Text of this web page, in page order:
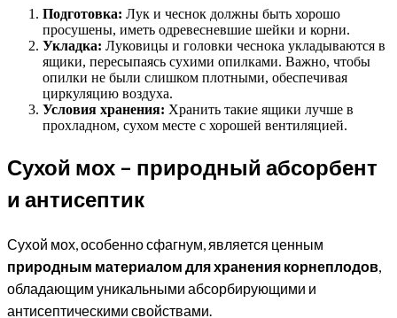
Подготовка: Лук и чеснок должны быть хорошо
просушены, иметь одревесневшие шейки и корни.
Укладка: Луковицы и головки чеснока укладываются в
ящики, пересыпаясь сухими опилками. Важно, чтобы
опилки не были слишком плотными, обеспечивая
циркуляцию воздуха.
Условия хранения: Хранить такие ящики лучше в
прохладном, сухом месте с хорошей вентиляцией.
Сухой мох – природный абсорбент
и антисептик
Сухой мох, особенно сфагнум, является ценным
природным материалом для хранения корнеплодов,
обладающим уникальными абсорбирующими и
антисептическими свойствами.